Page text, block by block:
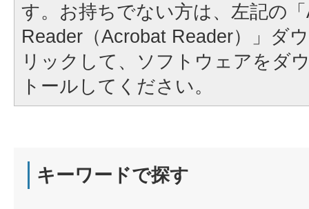
す。お持ちでない方は、左記の
Reader（Acrobat Reader）」ダ
リックして、ソフトウェアをダ
トールしてください。
キーワードで探す